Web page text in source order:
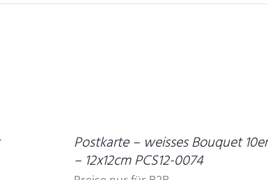
Postkarte – weisses Bouquet
– 12x12cm PCS12-0074